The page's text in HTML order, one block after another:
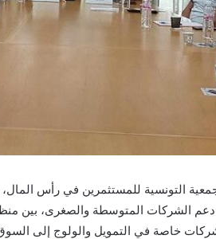
التونسية للمستثمرين في رأس
الشركات المتوسطة والصغرى، بين
خاصة في التمويل والولوج إلى